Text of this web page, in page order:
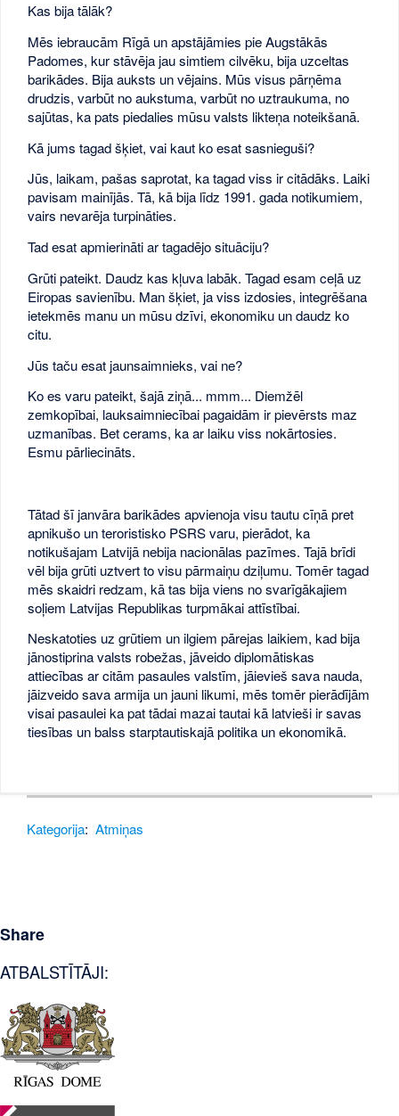
Kas bija tālāk?
Mēs iebraucām Rīgā un apstājāmies pie Augstākās
Padomes, kur stāvēja jau simtiem cilvēku, bija uzceltas
barikādes. Bija auksts un vējains. Mūs visus pārņēma
drudzis, varbūt no aukstuma, varbūt no uztraukuma, no
sajūtas, ka pats piedalies mūsu valsts likteņa noteikšanā.
Kā jums tagad šķiet, vai kaut ko esat sasnieguši?
Jūs, laikam, pašas saprotat, ka tagad viss ir citādāks. Laiki
pavisam mainījās. Tā, kā bija līdz 1991. gada notikumiem,
vairs nevarēja turpināties.
Tad esat apmierināti ar tagadējo situāciju?
Grūti pateikt. Daudz kas kļuva labāk. Tagad esam ceļā uz
Eiropas savienību. Man šķiet, ja viss izdosies, integrēšana
ietekmēs manu un mūsu dzīvi, ekonomiku un daudz ko
citu.
Jūs taču esat jaunsaimnieks, vai ne?
Ko es varu pateikt, šajā ziņā... mmm... Diemžēl
zemkopībai, lauksaimniecībai pagaidām ir pievērsts maz
uzmanības. Bet cerams, ka ar laiku viss nokārtosies.
Esmu pārliecināts.
Tātad šī janvāra barikādes apvienoja visu tautu cīņā pret
apnikušo un teroristisko PSRS varu, pierādot, ka
notikušajam Latvijā nebija nacionālas pazīmes. Tajā brīdi
vēl bija grūti uztvert to visu pārmaiņu dziļumu. Tomēr tagad
mēs skaidri redzam, kā tas bija viens no svarīgākajiem
soļiem Latvijas Republikas turpmākai attīstībai.
Neskatoties uz grūtiem un ilgiem pārejas laikiem, kad bija
jānostiprina valsts robežas, jāveido diplomātiskas
attiecības ar citām pasaules valstīm, jāievieš sava nauda,
jāizveido sava armija un jauni likumi, mēs tomēr pierādījām
visai pasaulei ka pat tādai mazai tautai kā latvieši ir savas
tiesības un balss starptautiskajā politika un ekonomikā.
Kategorija: Atmiņas
Share
ATBALSTĪTĀJI: